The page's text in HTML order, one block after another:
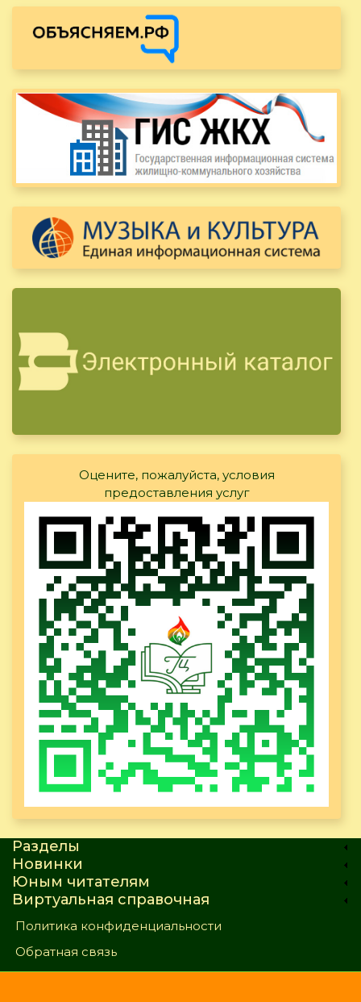
Оцените, пожалуйста, условия
предоставления услуг
Разделы
Новинки
Юным читателям
Виртуальная справочная
Политика конфиденциальности
Обратная связь